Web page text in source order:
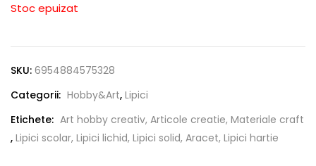
Stoc epuizat
SKU: 6954884575328
Categorii: Hobby&Art, Lipici
Etichete: Art hobby creativ, Articole creatie, Materiale craft
, Lipici scolar, Lipici lichid, Lipici solid, Aracet, Lipici hartie